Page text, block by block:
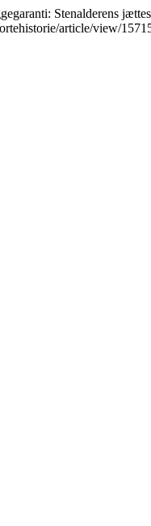
Stenalderens
article/view/